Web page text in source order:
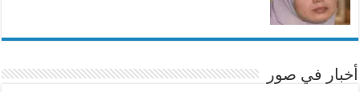
أخبار في صور